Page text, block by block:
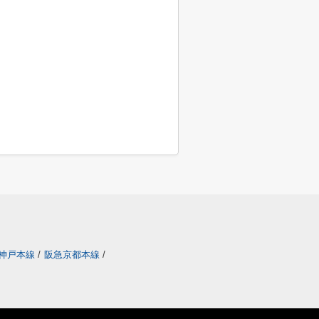
戸本線 / 阪急京都本線 /